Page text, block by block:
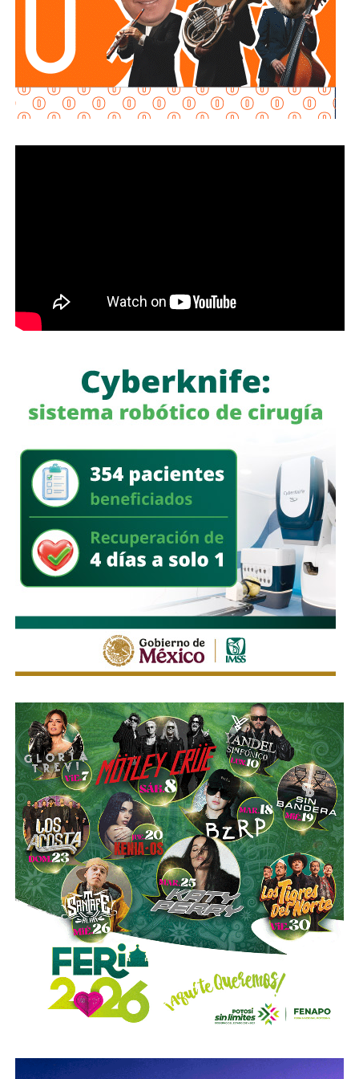
Martínez Acosta señaló quela dependencia mantiene
disposición para que Uber complete el procedimiento
y pueda operar conforme a la ley, por lo que descartó que
exista una postura de persecución hacia la empresa.
“No es un tema de persecución ni de cacería. Al contrario,
buscamos que ellos mismos nos ayuden a que la
a quienes se les ha explicado el proceso de
regularización.
deja a los propios conductores en una situación de
vulnerabilidad,al no contar con las condiciones legales
previstas por la normativa estatal.
“Es la empresa la que no cumple con lo que las leyes
locales establecen y eso deja a los operadores en estado
de indefensión”, señaló.
Respecto a la llegada de nuevas plataformas digitales al
estado, Martínez Acosta consideró que la
competencia representa una oportunidad para
mejorar la calidad del servicio de transporte.
“Hoy el gremio del taxismo entiende que la competencia
es buena. Ellos estarán tratando de mejorar y brindar un
mejor servicio, mientras que la ciudadanía podrá elegir la
opción que considere más conveniente”, comentó.
La titular de la SCT reiteró que, mientras Uber no complete
el procedimiento administrativo y cumpla con las
obligaciones previstas en la ley, la plataforma no podrá
prestar el servicio de transporte en San Luis Potosí.
También lee:Ya es oficial: MiTaxi será la plataforma oficial
de transporte de la Fenapo 2026